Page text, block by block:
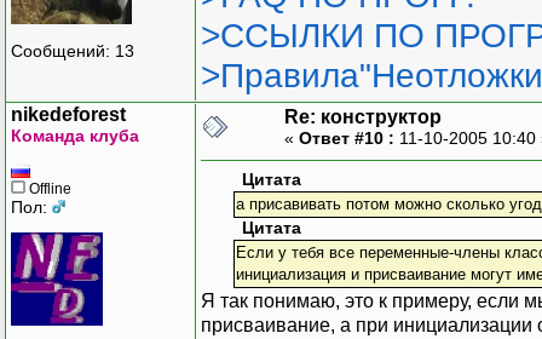
Сообщений: 13
>ССЫЛКИ ПО
nikedeforest
Команда клуба
Offline
Пол:
Re: конструктор
« Ответ #10 : 11-10-2005
Цитата
а присавивать потом можно сколько
Цитата
Если у тебя все переменные-члены
инициализация и присваивание могут
Я так понимаю, это к примеру, если
присваивание, а при